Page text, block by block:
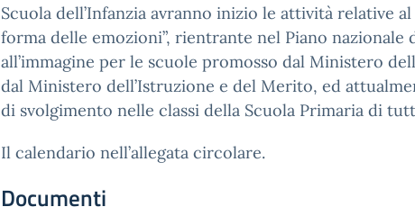
Scuola dell’Infanzia avranno inizio le attività relative
forma delle emozioni”, rientrante nel Piano nazionale
all’immagine per le scuole promosso dal Ministero
dal Ministero dell’Istruzione e del Merito, ed
di svolgimento nelle classi della Scuola Primaria di
Il calendario nell’allegata circolare.
Documenti